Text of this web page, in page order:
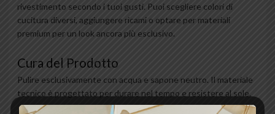
rivestimento secondo i tuoi gusti. Puoi scegliere colori di
cucitura diversi, aggiungere ricami o optare per materiali
premium per un look ancora più esclusivo.
Cura del Prodotto
Pulire esclusivamente con acqua e sapone neutro. Il materiale
tecnico è progettato per durare nel tempo e resistere al sole.